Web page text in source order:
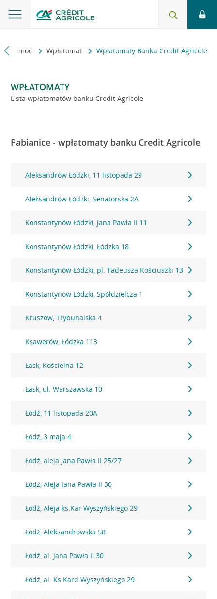
i pomoc Wpłatomat Wpłatomaty Banku Credit Agricole
WPŁATOMATY
Lista wpłatomatów banku Credit Agricole
Pabianice - wpłatomaty banku Credit Agricole
Aleksandrów Łódzki, 11 listopada 29
Aleksandrów Łódzki, Senatorska 2A
Konstantynów Łódzki, Jana Pawła II 11
Konstantynów Łódzki, Łódzka 18
Konstantynów Łódzki, pl. Tadeusza Kościuszki 13
Konstantynów Łódzki, Spółdzielcza 1
Kruszów, Trybunalska 4
Ksawerów, Łódzka 113
Łask, Kościelna 12
Łask, ul. Warszawska 10
Łódź, 11 listopada 20A
Łódź, 3 maja 4
Łódź, aleja Jana Pawła II 25/27
Łódź, Aleja Jana Pawła II 30
Łódź, Aleja ks.Kar Wyszyńskiego 29
Łódź, Aleksandrowska 58
Łódź, al. Jana Pawła II 30
Łódź, al. Ks.Kard.Wyszyńskiego 29